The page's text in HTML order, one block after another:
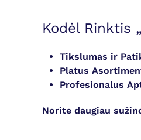
Kodėl Rinktis
Tikslumas ir
Platus
Profesionalus
Norite daugiau